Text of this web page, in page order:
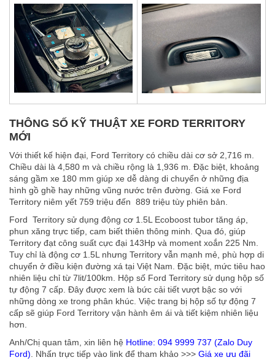
THÔNG SỐ KỸ THUẬT XE FORD TERRITORY
MỚI
Với thiết kế hiện đại, Ford Territory có chiều dài cơ sở 2,716 m.
Chiều dài là 4,580 m và chiều rộng là 1,936 m. Đặc biệt, khoảng
sáng gầm xe 180 mm giúp xe dễ dàng di chuyển ở những địa
hình gồ ghề hay những vũng nước trên đường. Giá xe Ford
Territory niêm yết 759 triệu đến 889 triệu tùy phiên bản.
Ford Territory sử dụng động cơ 1.5L Ecoboost tubor tăng áp,
phun xăng trực tiếp, cam biết thiên thông minh. Qua đó, giúp
Territory đạt công suất cực đại 143Hp và moment xoắn 225 Nm.
Tuy chỉ là động cơ 1.5L nhưng Territory vẫn mạnh mẻ, phù hợp di
chuyển ở điều kiện đường xá tại Việt Nam. Đặc biệt, mức tiêu hao
nhiên liệu chỉ từ 7lit/100km. Hộp số Ford Territory sử dụng hộp số
tự động 7 cấp. Đây được xem là bức cải tiết vượt bậc so với
những dòng xe trong phân khúc. Việc trang bị hộp số tự động 7
cấp sẽ giúp Ford Territory vận hành êm ái và tiết kiệm nhiên liệu
hơn.
Anh/Chị quan tâm, xin liên hệ Hotline: 094 9999 737 (Zalo Duy
Ford) . Nhấn trực tiếp vào link để tham khảo >>> Giá xe ưu đãi